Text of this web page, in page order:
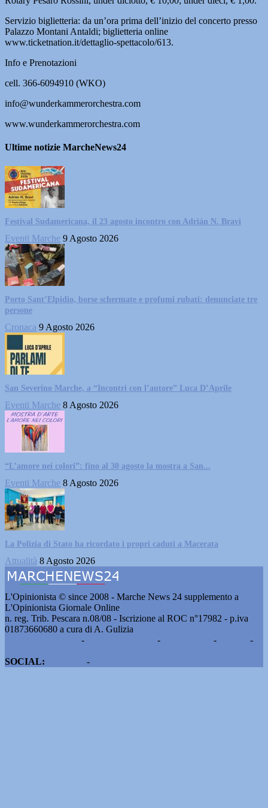
Servizio biglietteria: da un’ora prima dell’inizio del concerto presso
Palazzo Montani Antaldi; biglietteria online
www.ticketnation.it/dettaglio-spettacolo/613.
Info e Prenotazioni
cell. 366-6094910 (WKO)
info@wunderkammerorchestra.com
www.wunderkammerorchestra.com
Ultime notizie MarcheNews24
Festival Sudamericana, il 23 agosto incontro con Adrián N. Bravi
Eventi Marche 9 Agosto 2026
Porto Sant’Elpidio, borse schermate e profumi rubati: denunciate tre
persone
Cronaca 9 Agosto 2026
San Severino Marche, a “Incontri con l’autore” Luca D’Aprile
Eventi Marche 8 Agosto 2026
“L’amore nei colori”: fino al 30 agosto la mostra a San...
Eventi Marche 8 Agosto 2026
La Polizia di Stato ha ricordato i propri caduti a Macerata
Attualità 8 Agosto 2026
L'Opinionista © since 2008 - Marche News 24 supplemento a
L'Opinionista Giornale Online
n. reg. Trib. Pescara n.08/08 - Iscrizione al ROC n°17982 - p.iva
01873660680 a cura di A. Gulizia
- - -
-
SOCIAL:
-